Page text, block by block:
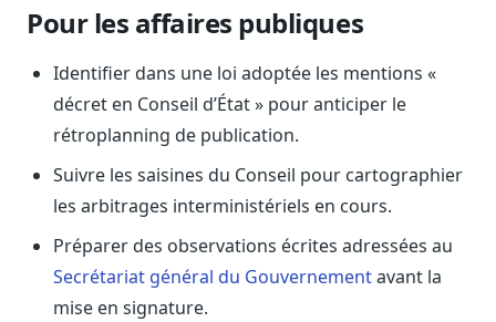
Blog & Podcast Hémicycle
Analyses, méthodes, coulisses
Lexique parlementaire
1027 termes expliqués
Glossaire affaires publiques
Sources couvertes
Nouveautés produit
Le changelog mensuel
Pour les affaires publiques
Identifier dans une loi adoptée les mentions «
décret en Conseil d’État » pour anticiper le
rétroplanning de publication.
Suivre les saisines du Conseil pour cartographier
les arbitrages interministériels en cours.
Préparer des observations écrites adressées au
Secrétariat général du Gouvernementavant la
mise en signature.